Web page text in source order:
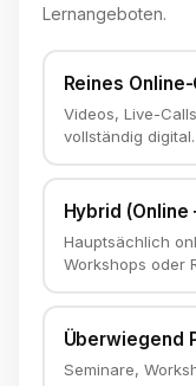
Lernangeboten.
Reines
Videos, Live-
vollständig digital.
Hybrid
Hauptsächlich
Workshops oder
Überwiegend
Seminare,